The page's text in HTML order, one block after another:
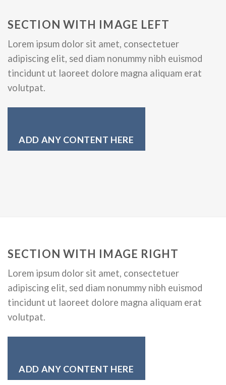
SECTION WITH IMAGE LEFT
Lorem ipsum dolor sit amet, consectetuer
adipiscing elit, sed diam nonummy nibh euismod
tincidunt ut laoreet dolore magna aliquam erat
volutpat.
ADD ANY CONTENT HERE
SECTION WITH IMAGE RIGHT
Lorem ipsum dolor sit amet, consectetuer
adipiscing elit, sed diam nonummy nibh euismod
tincidunt ut laoreet dolore magna aliquam erat
volutpat.
ADD ANY CONTENT HERE